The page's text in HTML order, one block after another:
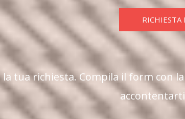
RICHIESTA
tua richiesta. Compila il form con